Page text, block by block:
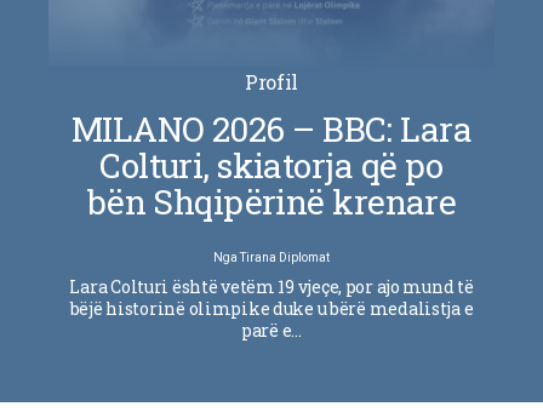
Profil
MILANO 2026 – BBC: Lara
Colturi, skiatorja që po
bën Shqipërinë krenare
Nga Tirana Diplomat
Lara Colturi është vetëm 19 vjeçe, por ajo mund të
bëjë historinë olimpike duke u bërë medalistja e
parë e…